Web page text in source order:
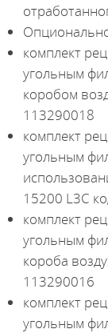
комплект
угольным
коробом
113290018
комплект
угольным
15200 L3C
комплект
угольным
короба
113290016
комплект
угольным